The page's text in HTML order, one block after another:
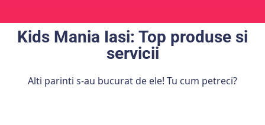
Kids Mania Iasi: Top produse si
servicii
Alti parinti s-au bucurat de ele! Tu cum petreci?